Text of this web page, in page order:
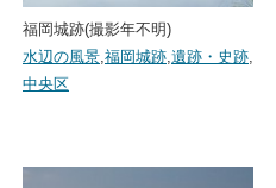
福岡城跡(撮影年不明)
水辺の風景,福岡城跡,遺跡・史跡,
中央区